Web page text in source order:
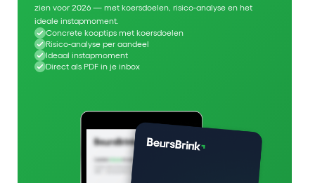
zien voor 2026 — met koersdoelen, risico-analyse en het
ideale instapmoment.
Concrete kooptips met koersdoelen
Risico-analyse per aandeel
Ideaal instapmoment
Direct als PDF in je inbox